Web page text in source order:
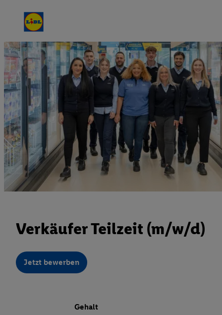
Verkäufer Teilzeit (m/w/d)
Jetzt bewerben
Gehalt